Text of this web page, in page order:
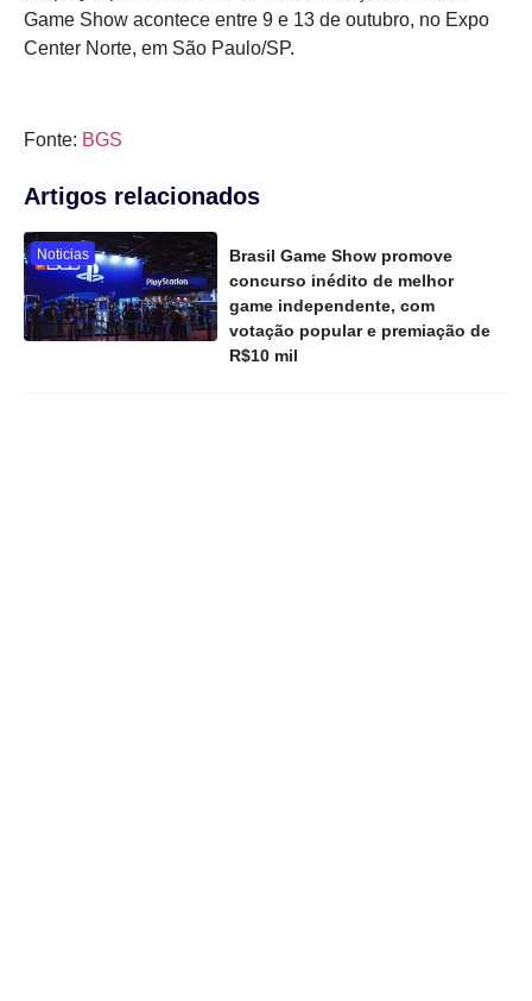
Game Show acontece entre 9 e 13 de outubro, no Expo
Center Norte, em São Paulo/SP.
Fonte: BGS
Artigos relacionados
Noticias
Brasil Game Show promove
concurso inédito de melhor
game independente, com
votação popular e premiação de
R$10 mil